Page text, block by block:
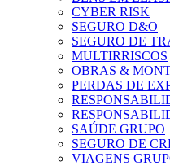
CYBER RISK
SEGURO D&O
SEGURO DE
MULTIRRISCOS
OBRAS &
PERDAS DE
SAÚDE GRUPO
SEGURO DE
VIAGENS